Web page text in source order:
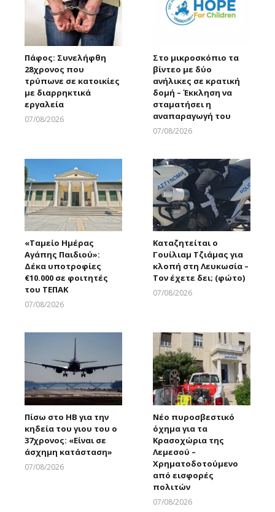
Πάφος: Συνελήφθη
28χρονος που
τρύπωνε σε κατοικίες
με διαρρηκτικά
εργαλεία
07/08/2026
Στο μικροσκόπιο τα
βίντεο με δύο
ανήλικες σε κρατική
δομή – Έκκληση να
σταματήσει η
αναπαραγωγή του
07/08/2026
«Ταμείο Ημέρας
Αγάπης Παιδιού»:
Δέκα υποτροφίες
€10.000 σε φοιτητές
του ΤΕΠΑΚ
07/08/2026
Καταζητείται ο
Γουίλιαμ Τζιάμας για
κλοπή στη Λευκωσία –
Τον έχετε δει; (φώτο)
07/08/2026
Πίσω στο ΗΒ για την
κηδεία του γιου του ο
37χρονος: «Είναι σε
άσχημη κατάσταση»
07/08/2026
Νέο πυροσβεστικό
όχημα για τα
Κρασοχώρια της
Λεμεσού –
Χρηματοδοτούμενο
από εισφορές
πολιτών
07/08/2026